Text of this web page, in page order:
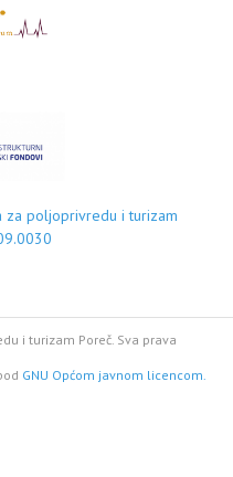
za poljoprivredu i turizam
i turizam Poreč. Sva prava
GNU Općom javnom licencom.